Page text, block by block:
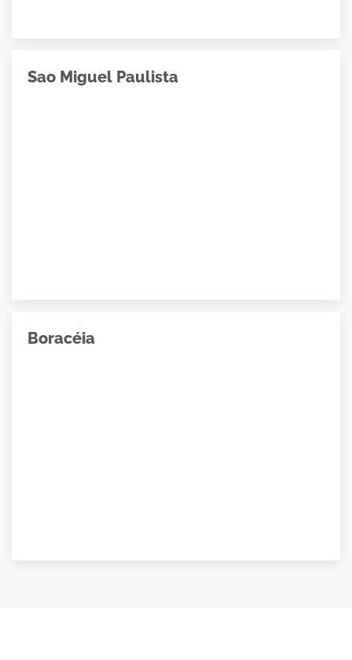
Sao Miguel Paulista
Boracéia